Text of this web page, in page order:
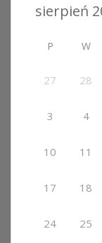
P W
27 28
3 4
10 11
17 18
24 25